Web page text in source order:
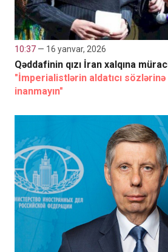
10:37 — 16 yanvar, 2026
Qəddafinin qızı İran xalqına
"İmperialistlərin aldatıcı sözlərinə
inanmayın"